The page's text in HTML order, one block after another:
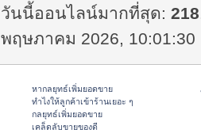
วันนี้ออนไลน์มากที่สุด:218
พฤษภาคม 2026, 10:01:30
หากลยุทธ์เพิ่มยอดขาย
ทําไงให้ลูกค้าเข้าร้านเยอะ ๆ
กลยุทธ์เพิ่มยอดขาย
เคล็ดลับขายของดี